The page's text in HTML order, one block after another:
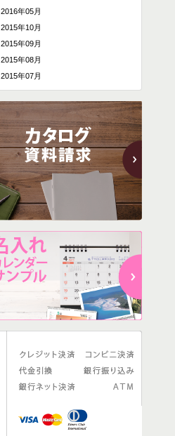
2016年05月
2015年10月
2015年09月
2015年08月
2015年07月